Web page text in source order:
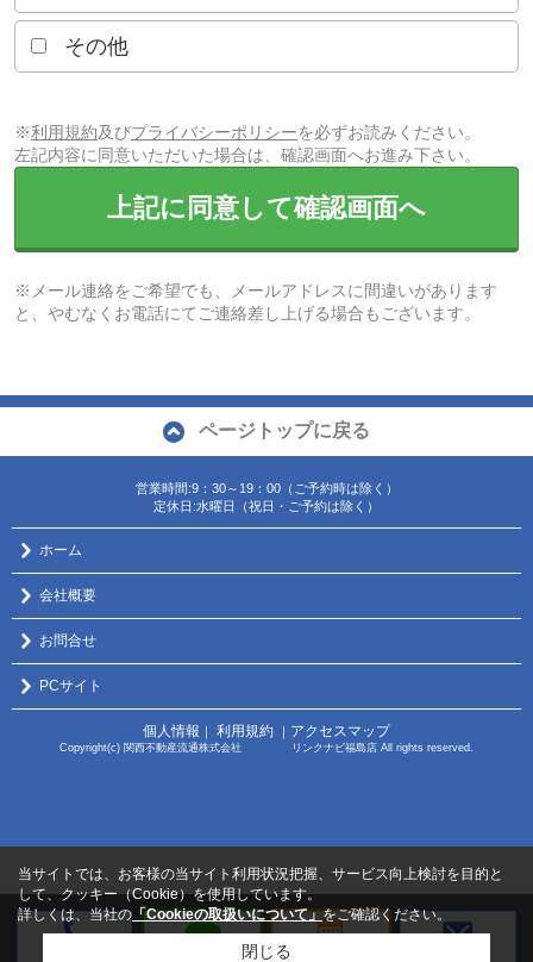
その他
※利用規約及びプライバシーポリシーを必ずお読みください。
左記内容に同意いただいた場合は、確認画面へお進み下さい。
上記に同意して確認画面へ
※メール連絡をご希望でも、メールアドレスに間違いがあります
と、やむなくお電話にてご連絡差し上げる場合もございます。
ページトップに戻る
営業時間:9：30～19：00（ご予約時は除く）
定休日:水曜日（祝日・ご予約は除く）
ホーム
会社概要
お問合せ
PCサイト
個人情報 利用規約 アクセスマップ
Copyright(c) 関西不動産流通株式会社 リンクナビ福島店 All rights reserved.
当サイトでは、お客様の当サイト利用状況把握、サービス向上検討を目的と
して、クッキー（Cookie）を使用しています。
詳しくは、当社の 「Cookieの取扱いについて」をご確認ください。
閉じる